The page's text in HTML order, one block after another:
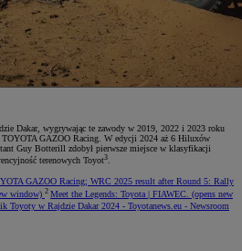
Dakar, wygrywając te zawody w 2019, 2022 i 2023 roku
GAZOO Racing. W edycji 2024 aż 6 Hiluxów
Guy Botterill zdobył pierwsze miejsce w klasyfikacji
terenowych Toyot3
GAZOO Racing; WRC 2025 result after Round 5: Rally
window) 2 Meet the Legends: Toyota | FIAWEC. (opens new
Toyoty w Rajdzie Dakar 2024 - Toyotanews.eu - Newsroom